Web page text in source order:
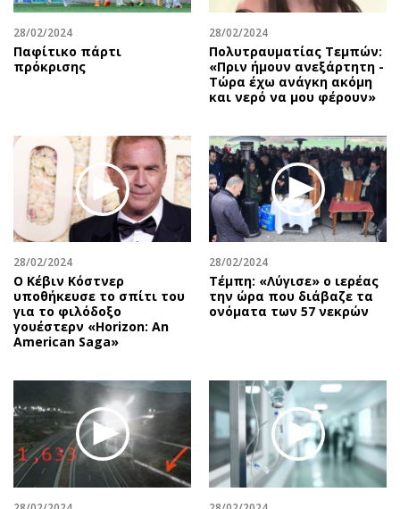
28/02/2024
Παφίτικο πάρτι
πρόκρισης
28/02/2024
Πολυτραυματίας Τεμπών:
«Πριν ήμουν ανεξάρτητη -
Τώρα έχω ανάγκη ακόμη
και νερό να μου φέρουν»
28/02/2024
Ο Κέβιν Κόστνερ
υποθήκευσε το σπίτι του
για το φιλόδοξο
γουέστερν «Horizon: An
American Saga»
28/02/2024
Τέμπη: «Λύγισε» ο ιερέας
την ώρα που διάβαζε τα
ονόματα των 57 νεκρών